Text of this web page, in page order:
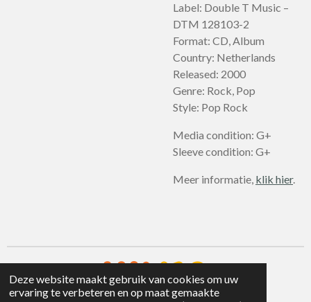
Deze website maakt gebruik van cookies om uw
ervaring te verbeteren en op maat gemaakte
Label: Double T Music –
DTM 128103-2
Format: CD, Album
Country: Netherlands
Released: 2000
Genre: Rock, Pop
Style: Pop Rock
Media condition: G+
Sleeve condition: G+
Meer informatie, klik hier.